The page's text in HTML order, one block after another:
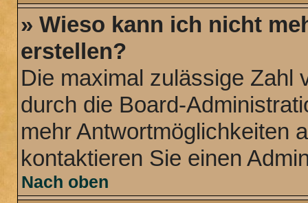
» Wieso kann ich nicht
erstellen?
Die maximal zulässige Zahl
durch die Board-
mehr Antwortmöglichkeiten
kontaktieren Sie einen
Nach oben